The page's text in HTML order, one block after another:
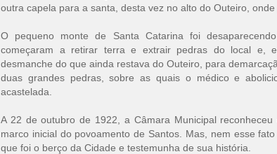
outra capela para a santa, desta vez no alto do Outeiro,
O pequeno monte de Santa Catarina foi
começaram a retirar terra e extrair pedras do local e,
desmanche do que ainda restava do Outeiro, para
duas grandes pedras, sobre as quais o médico e
acastelada.
A 22 de outubro de 1922, a Câmara Municipal
marco inicial do povoamento de Santos. Mas, nem esse
que foi o berço da Cidade e testemunha de sua história.